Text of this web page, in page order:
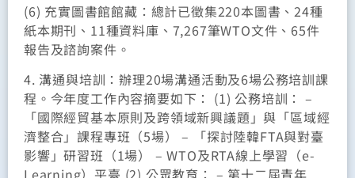
(6) 充實圖書館館藏：總計已徵集220本圖書、24種
紙本期刊、11種資料庫、7,267筆WTO文件、65件
報告及諮詢案件。
4. 溝通與培訓：辦理20場溝通活動及6場公務培訓課
程。今年度工作內容摘要如下： (1) 公務培訓： –
「國際經貿基本原則及跨領域新興議題」與「區域經
濟整合」課程專班（5場） – 「探討陸韓FTA與對臺
影響」研習班（1場） – WTO及RTA線上學習（e-